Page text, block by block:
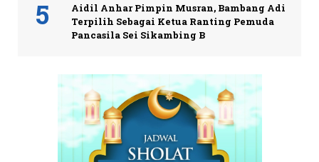
Aidil Anhar Pimpin Musran, Bambang Adi
Terpilih Sebagai Ketua Ranting Pemuda
Pancasila Sei Sikambing B